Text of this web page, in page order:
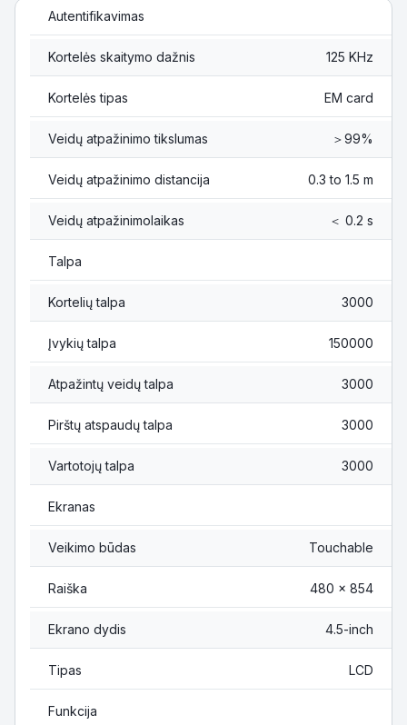
Autentifikavimas
Kortelės skaitymo dažnis 125 KHz
Kortelės tipas EM card
Veidų atpažinimo tikslumas ＞99%
Veidų atpažinimo distancija 0.3 to 1.5 m
Veidų atpažinimolaikas ＜ 0.2 s
Talpa
Kortelių talpa 3000
Įvykių talpa 150000
Atpažintų veidų talpa 3000
Pirštų atspaudų talpa 3000
Vartotojų talpa 3000
Ekranas
Veikimo būdas Touchable
Raiška 480 × 854
Ekrano dydis 4.5-inch
Tipas LCD
Funkcija